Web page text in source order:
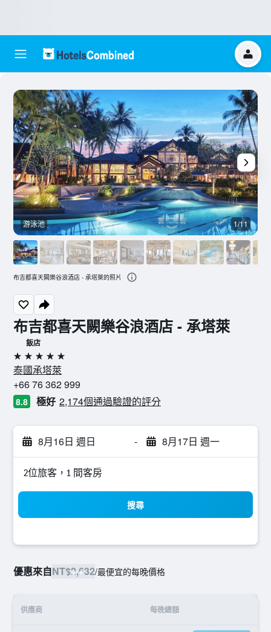
布吉都喜天闕樂谷浪酒店 - 承塔萊
飯店
5星級
泰國承塔萊
+66 76 362 999
8.8 極好 2,174個通過驗證的評分
8月16日 週日 - 8月17日 週一
2位旅客，1 間客房
搜尋
優惠來自NT$2,632/最便宜的每晚價格
供應商 每晚總額
游泳池 1/11
布吉都喜天闕樂谷浪酒店 - 承塔萊的照片